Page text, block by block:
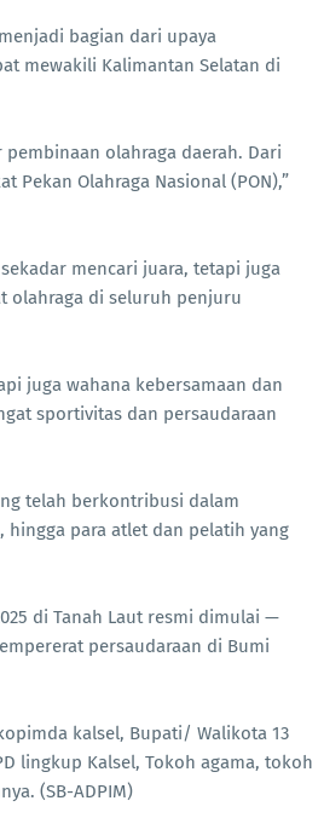
bagian dari upaya
mewakili Kalimantan Selatan di
olahraga daerah. Dari
Olahraga Nasional (PON),”
mencari juara, tetapi juga
olahraga di seluruh penjuru
juga wahana kebersamaan dan
sportivitas dan persaudaraan
telah berkontribusi dalam
hingga para atlet dan pelatih yang
di Tanah Laut resmi dimulai —
persaudaraan di Bumi
kalsel, Bupati/ Walikota 13
lingkup Kalsel, Tokoh agama, tokoh
(SB-ADPIM)